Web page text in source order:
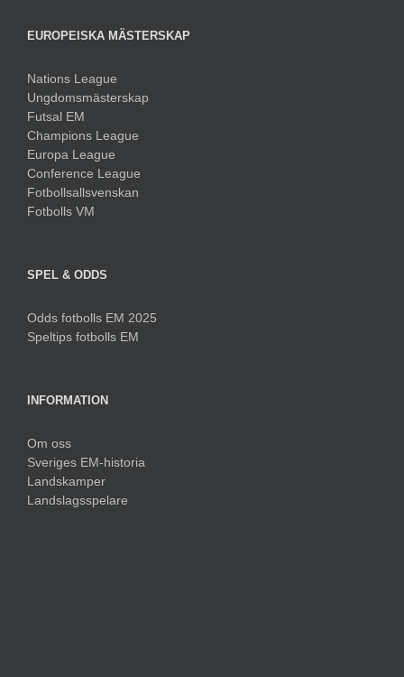
EUROPEISKA MÄSTERSKAP
Nations League
Ungdomsmästerskap
Futsal EM
Champions League
Europa League
Conference League
Fotbollsallsvenskan
Fotbolls VM
SPEL & ODDS
Odds fotbolls EM 2025
Speltips fotbolls EM
INFORMATION
Om oss
Sveriges EM-historia
Landskamper
Landslagsspelare